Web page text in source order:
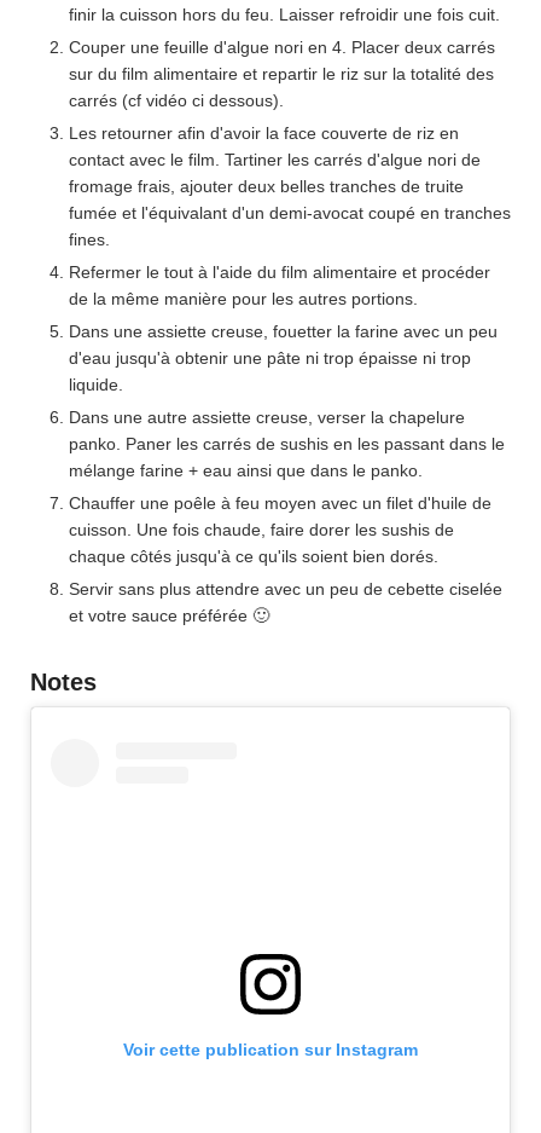
finir la cuisson hors du feu. Laisser refroidir une fois cuit.
Couper une feuille d'algue nori en 4. Placer deux carrés
sur du film alimentaire et repartir le riz sur la totalité des
carrés (cf vidéo ci dessous).
Les retourner afin d'avoir la face couverte de riz en
contact avec le film. Tartiner les carrés d'algue nori de
fromage frais, ajouter deux belles tranches de truite
fumée et l'équivalant d'un demi-avocat coupé en tranches
fines.
Refermer le tout à l'aide du film alimentaire et procéder
de la même manière pour les autres portions.
Dans une assiette creuse, fouetter la farine avec un peu
d'eau jusqu'à obtenir une pâte ni trop épaisse ni trop
liquide.
Dans une autre assiette creuse, verser la chapelure
panko. Paner les carrés de sushis en les passant dans le
mélange farine + eau ainsi que dans le panko.
Chauffer une poêle à feu moyen avec un filet d'huile de
cuisson. Une fois chaude, faire dorer les sushis de
chaque côtés jusqu'à ce qu'ils soient bien dorés.
Servir sans plus attendre avec un peu de cebette ciselée
et votre sauce préférée 🙂
Notes
Voir cette publication sur Instagram